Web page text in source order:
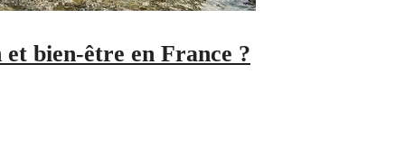
bien-être en France ?